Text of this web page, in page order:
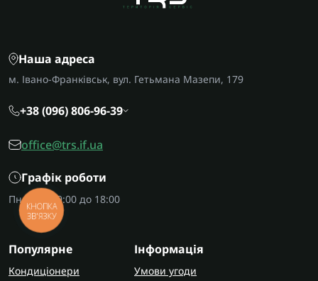
Наша адреса
м. Івано-Франківськ, вул. Гетьмана Мазепи, 179
+38 (096) 806-96-39
office@trs.if.ua
Графік роботи
Пн-Пт: з 09:00 до 18:00
Популярне
Кондиціонери
Інформація
Умови угоди
КНОПКА
ЗВ'ЯЗКУ